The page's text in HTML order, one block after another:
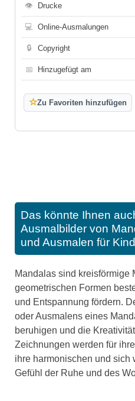
👁 Drucke
💻 Online-Ausmalungen
🔒 Copyright
📅 Hinzugefügt am
☆Zu Favoriten hinzufügen
Das könnte Ihnen
Ausmalbilder von
und Ausmalen für
Mandalas sind kreisförmige
geometrischen Formen
und Entspannung fördern.
oder Ausmalens eines
beruhigen und die
Zeichnungen werden für
ihre harmonischen und sich
Gefühl der Ruhe und des